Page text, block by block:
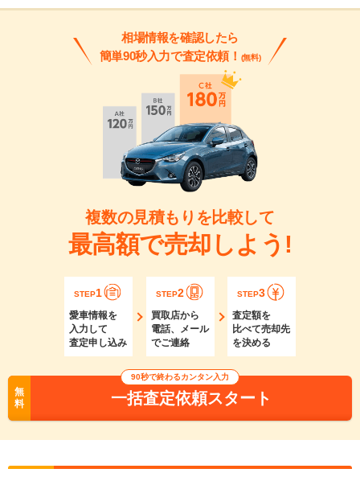
相場情報を確認したら
簡単90秒入力で査定依頼！ (無料)
複数の見積もりを比較して
最高額で売却しよう!
STEP1
愛車情報を
入力して
査定申し込み
STEP2
買取店から
電話、メール
でご連絡
STEP3
査定額を
比べて売却先
を決める
無
料
90秒で終わるカンタン入力
一括査定依頼スタート